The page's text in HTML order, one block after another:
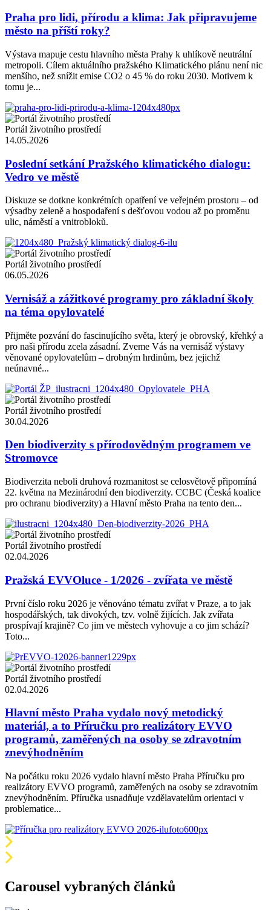
Praha pro lidi, přírodu a klima: Jak připravujeme
město na příští roky?
Výstava mapuje cestu hlavního města Prahy k uhlíkově neutrální
metropoli. Cílem aktuálního pražského Klimatického plánu není nic
menšího, než snížit emise CO2 o 45 % do roku 2030. Motivem k
tomu je...
Portál životního prostředí
14.05.2026
Poslední setkání Pražského klimatického dialogu:
Vedro ve městě
Diskuze se dotkne konkrétních opatření ve veřejném prostoru – od
výsadby zeleně a hospodaření s dešťovou vodou až po proměnu
ulic, náměstí a vnitrobloků.
Portál životního prostředí
06.05.2026
Vernisáž a zážitkové programy pro základní školy
na téma opylovatelé
Přijměte pozvání do fascinujícího světa, který je obrovský, křehký a
pro naši přírodu zcela zásadní. Zveme Vás na vernisáž výstavy
věnované opylovatelům – drobným hrdinům, bez jejichž
neúnavné...
Portál životního prostředí
30.04.2026
Den biodiverzity s přírodovědným programem ve
Stromovce
Biodiverzita neboli druhová rozmanitost se celosvětově připomíná
22. května na Mezinárodní den biodiverzity. CCBC (Česká koalice
pro ochranu biodiverzity) a Hlavní město Praha na tento den...
Portál životního prostředí
02.04.2026
Pražská EVVOluce - 1/2026 - zvířata ve městě
První číslo roku 2026 je věnováno tématu zvířat v Praze, a to jak
hospodářských, tak divokých, tzv. volně žijících. Jak zvířata
prospívají krajině? Co jim ve městech vyhovuje a co jim schází?
Toto...
Portál životního prostředí
02.04.2026
Hlavní město Praha vydalo nový metodický
materiál, a to Příručku pro realizátory EVVO
programů, zaměřených na osoby se zdravotním
znevýhodněním
Na počátku roku 2026 vydalo hlavní město Praha Příručku pro
realizátory EVVO programů, zaměřených na osoby se zdravotním
znevýhodněním. Příručka usnadňuje vzdělavatelům orientaci v
problematice...
Carousel vybraných článků